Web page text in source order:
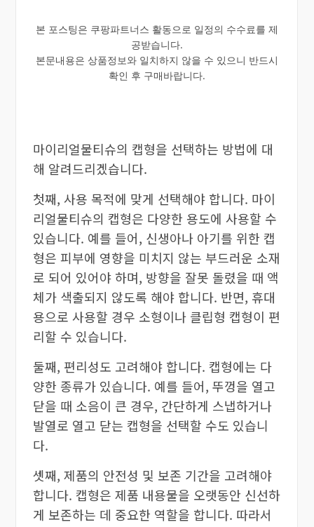
본 포스팅은 쿠팡파트너스 활동으로 일정의 수수료를 제
공받습니다.
본문내용은 상품정보와 일치하지 않을 수 있으니 반드시
확인 후 구매바랍니다.
마이리얼물티슈의 캡형을 선택하는 방법에 대
해 알려드리겠습니다.
첫째, 사용 목적에 맞게 선택해야 합니다. 마이
리얼물티슈의 캡형은 다양한 용도에 사용할 수
있습니다. 예를 들어, 신생아나 아기를 위한 캡
형은 피부에 영향을 미치지 않는 부드러운 소재
로 되어 있어야 하며, 방향을 잘못 돌렸을 때 액
체가 색출되지 않도록 해야 합니다. 반면, 휴대
용으로 사용할 경우 소형이나 클립형 캡형이 편
리할 수 있습니다.
둘째, 편리성도 고려해야 합니다. 캡형에는 다
양한 종류가 있습니다. 예를 들어, 뚜껑을 열고
닫을 때 소음이 큰 경우, 간단하게 스냅하거나
발열로 열고 닫는 캡형을 선택할 수도 있습니
다.
셋째, 제품의 안전성 및 보존 기간을 고려해야
합니다. 캡형은 제품 내용물을 오랫동안 신선하
게 보존하는 데 중요한 역할을 합니다. 따라서